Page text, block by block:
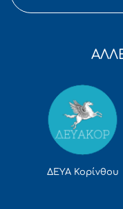
ΔΕΥΑ Κορίνθου